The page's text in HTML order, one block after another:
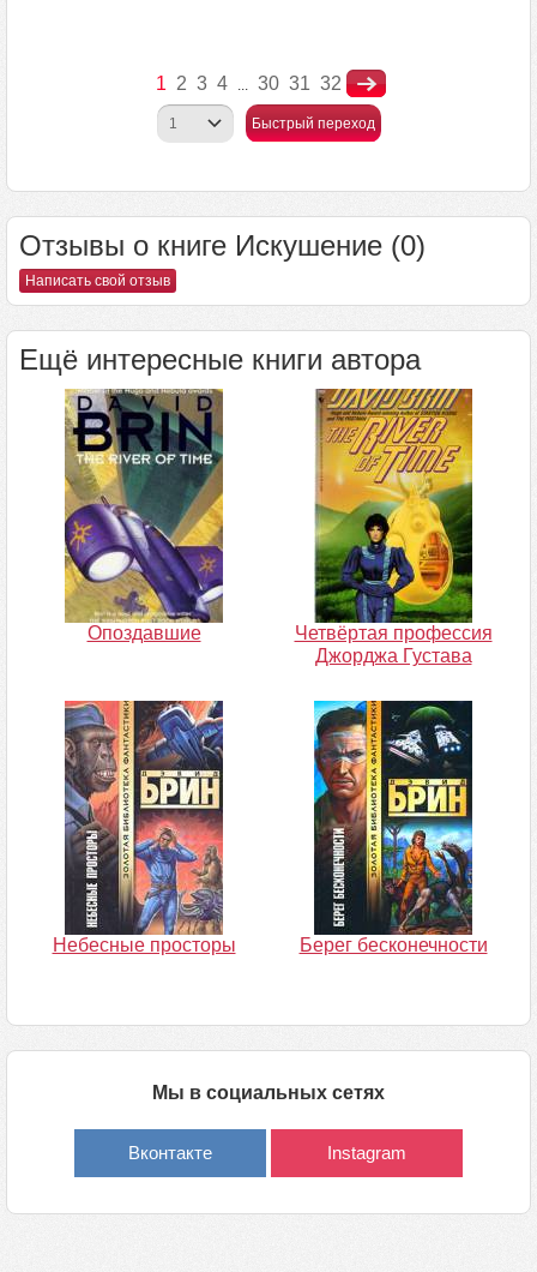
1 2 3 4 ... 30 31 32
Быстрый переход
Отзывы о книге Искушение (0)
Написать свой отзыв
Ещё интересные книги автора
Опоздавшие
Четвёртая профессия
Джорджа Густава
Небесные просторы Берег бесконечности
Мы в социальных сетях
Вконтакте Instagram